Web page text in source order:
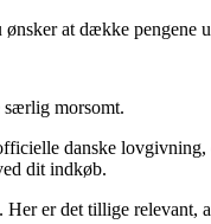
at dække pengene
særlig morsomt.
danske
dit indkøb.
er det tillige relevant,